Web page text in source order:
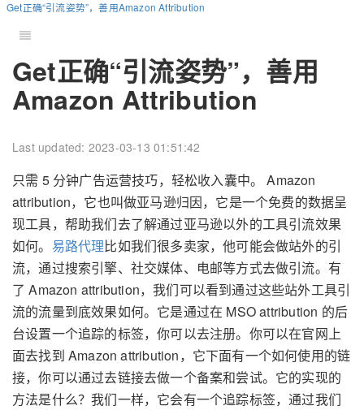
Get正确“引流姿势”，善用Amazon Attribution
Get正确“引流姿势”，善用
Amazon Attribution
Last updated: 2023-03-13 01:51:42
只需 5 分钟广告运营技巧，轻松收入囊中。 Amazon
attribution，它也叫做亚马逊归因，它是一个免费的数据呈
现工具，帮助我们去了解通过亚马逊以外的工具引流效果
如何。 易路代理比如我们很多卖家，他可能会做站外的引
流，通过搜索引擎、社交媒体、电邮等方式去做引流。有
了 Amazon attribution，我们可以看到通过这些站外工具引
流的流量到底效果如何。它是通过在 MSO attribution 的后
台设置一个追踪的标签，你可以去注册。你可以在官网上
面去找到 Amazon attribution，它下面有一个如何使用的链
接，你可以通过去链接去做一个备案和尝试。它的实现的
方法是什么？我们一样，它会有一个追踪标签，通过我们